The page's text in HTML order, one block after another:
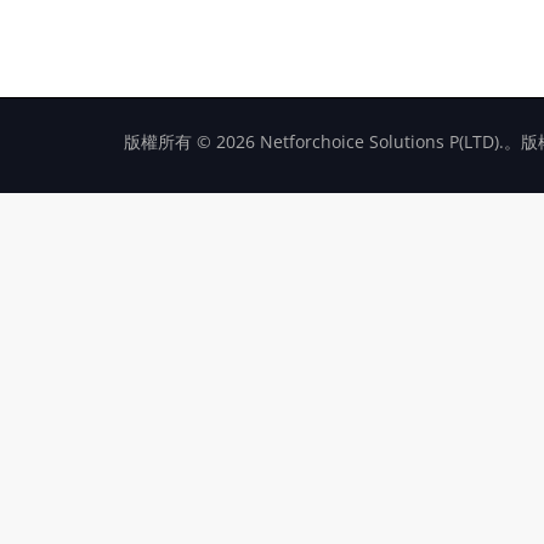
版權所有 © 2026 Netforchoice Solutions P(LTD).。版